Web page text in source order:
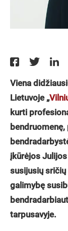
Viena
Lietuvoje „
kurti
įkūrėjos
susijusių
galimybę
tarpusavyje.